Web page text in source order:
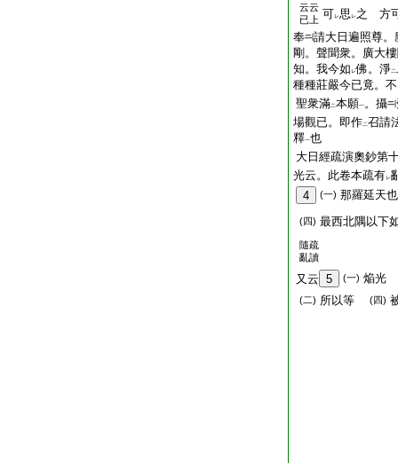
云云
已上 可レ思 レ之 方
奉
請大日遍照尊
剛。聲聞衆。廣大
知。我今如 レ佛。淨二
種種莊嚴今已竟。不
聖衆滿二本願一。攝
場觀已。即作二召請
釋一也
大日經疏演奧鈔第
光云。此卷本疏有レ
4
(一) 那羅延天
(四) 最西北隅以下
隨疏
亂讀
又云 5 (一) 焔光
(二) 所以等 (四)